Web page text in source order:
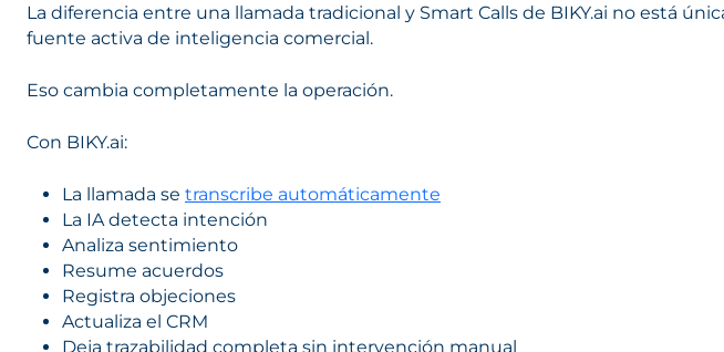
La diferencia entre una llamada tradicional y Smart Calls de BIKY.ai no está
fuente activa de inteligencia comercial.
Eso cambia completamente la operación.
Con BIKY.ai:
La llamada se transcribe automáticamente
La IA detecta intención
Analiza sentimiento
Resume acuerdos
Registra objeciones
Actualiza el CRM
Deja trazabilidad completa sin intervención manual